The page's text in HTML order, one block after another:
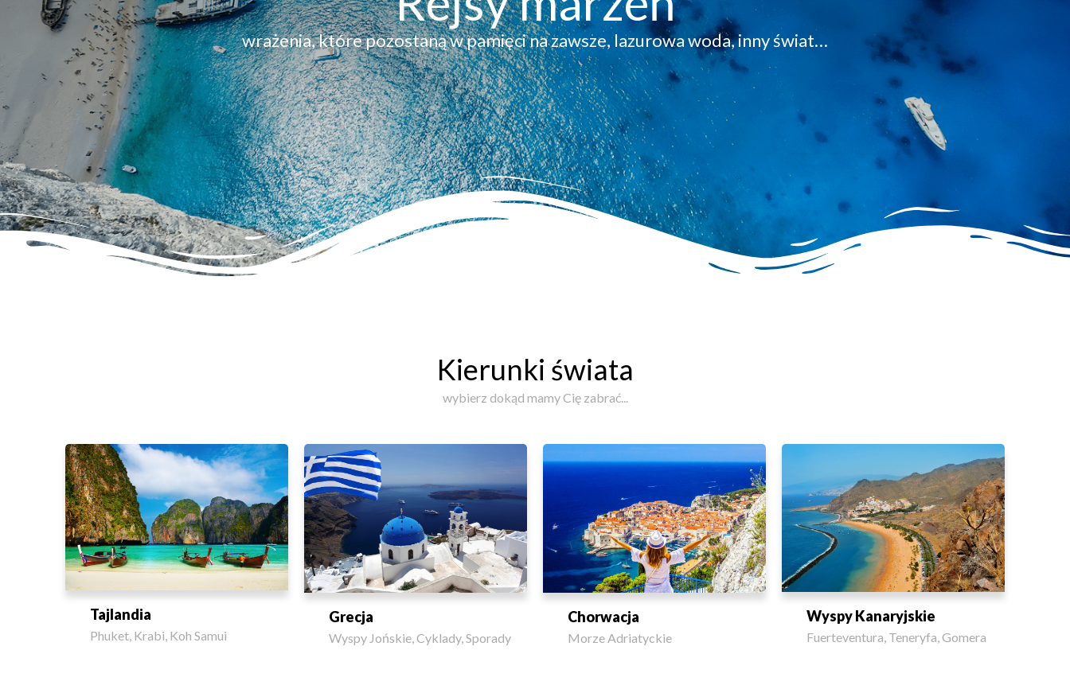
wrażenia, które pozostaną w pamięci na zawsze, lazurowa woda, inny świat…
Kierunki świata
wybierz dokąd mamy Cię zabrać...
Tajlandia
Phuket, Krabi, Koh Samui
Grecja
Wyspy Jońskie, Cyklady, Sporady
Chorwacja
Morze Adriatyckie
Wyspy Kanaryjskie
Fuerteventura, Teneryfa, Gomera